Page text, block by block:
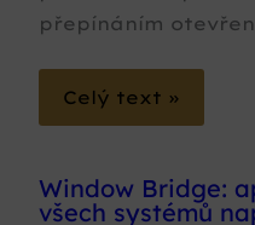
přepínáním
Celý text »
Window Bridge:
všech systémů